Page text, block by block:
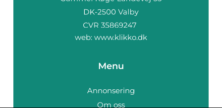
web: www.klikko.dk
Menu
Annonsering
Om oss